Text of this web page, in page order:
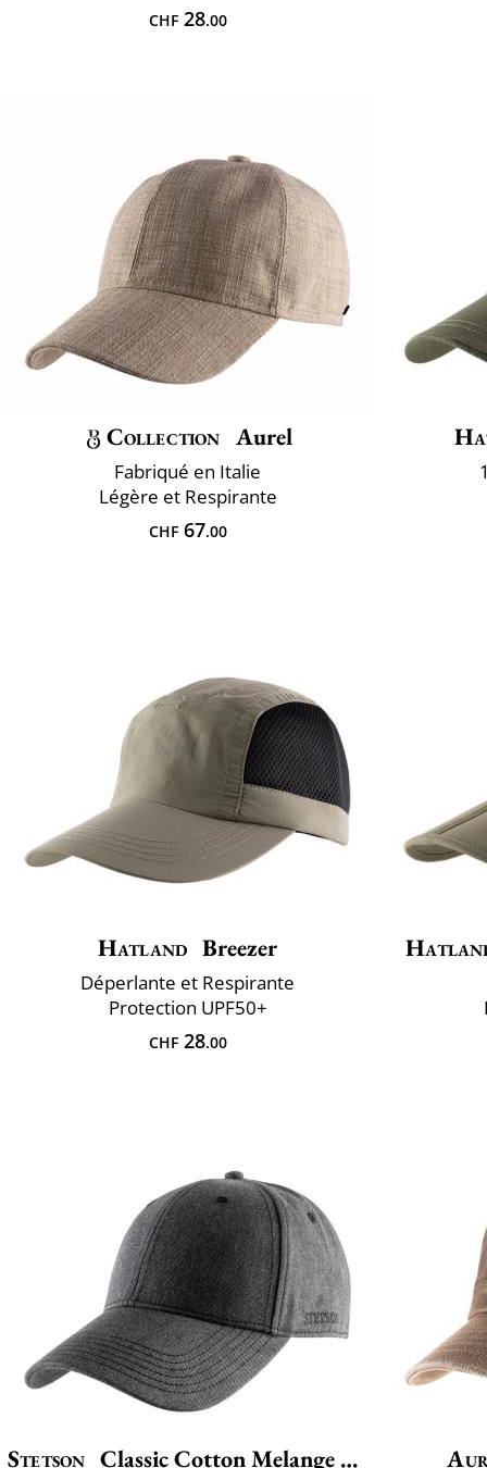
CHF28.00
Collection Aurel
Fabriqué en Italie
Légère et Respirante
CHF67.00
Hatland Breezer
Déperlante et Respirante
Protection UPF50+
CHF28.00
Stetson Classic Cotton Melange Cap